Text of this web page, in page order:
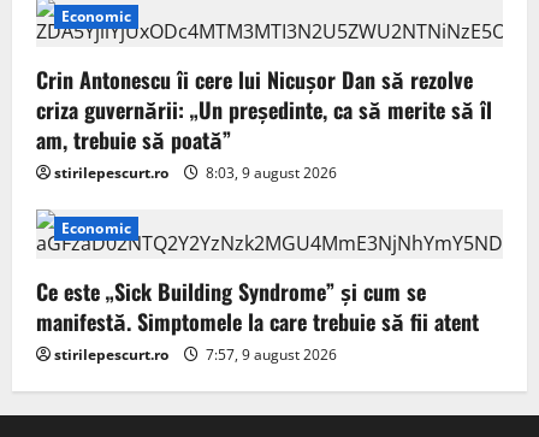
Economic
Crin Antonescu îi cere lui Nicușor Dan să rezolve
criza guvernării: „Un președinte, ca să merite să îl
am, trebuie să poată”
stirilepescurt.ro 8:03, 9 august 2026
Economic
Ce este „Sick Building Syndrome” și cum se
manifestă. Simptomele la care trebuie să fii atent
stirilepescurt.ro 7:57, 9 august 2026